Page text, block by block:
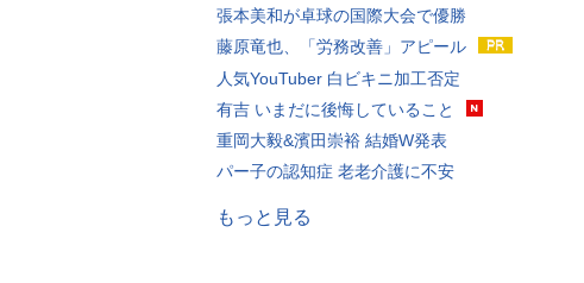
張本美和が卓球の国際大会で優勝
藤原竜也、「労務改善」アピール
人気YouTuber 白ビキニ加工否定
有吉 いまだに後悔していること
重岡大毅&濱田崇裕 結婚W発表
パー子の認知症 老老介護に不安
もっと見る